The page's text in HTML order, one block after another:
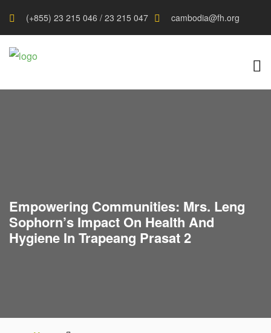
(+855) 23 215 046 / 23 215 047 cambodia@fh.org
Empowering Communities: Mrs. Leng
Sophorn’s Impact On Health And
Hygiene In Trapeang Prasat 2